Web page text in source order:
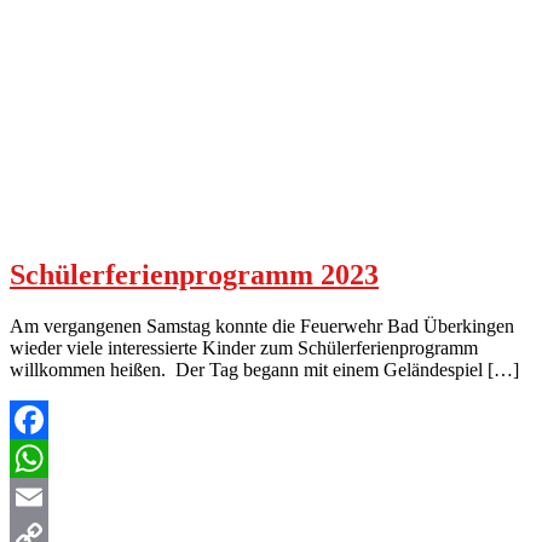
Schülerferienprogramm 2023
Am vergangenen Samstag konnte die Feuerwehr Bad Überkingen
wieder viele interessierte Kinder zum Schülerferienprogramm
willkommen heißen. Der Tag begann mit einem Geländespiel […]
Facebook
WhatsApp
Email